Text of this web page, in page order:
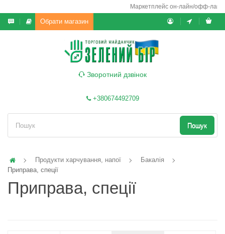
Маркетплейс он-лайн/офф-лайн
Обрати магазин
Зворотний дзвінок
+380674492709
Пошук
Продукти харчування, напої
Бакалія
Приправа, спеції
Приправа, спеції